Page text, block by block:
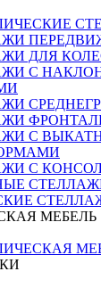
ДЛЯ
С
С
С
МЕБЕЛЬ